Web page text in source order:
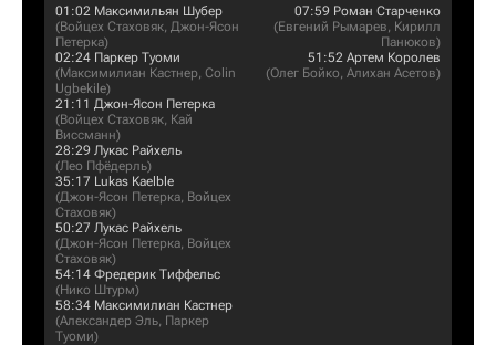
01:02 Максимильян Шубер
(Войцех Стаховяк, Джон-Ясон
Петерка)
02:24 Паркер Туоми
(Максимилиан Кастнер, Colin
Ugbekile)
21:11 Джон-Ясон Петерка
(Войцех Стаховяк, Кай
Виссманн)
28:29 Лукас Райхель
(Лео Пфёдерль)
35:17 Lukas Kaelble
(Джон-Ясон Петерка, Войцех
Стаховяк)
50:27 Лукас Райхель
(Джон-Ясон Петерка, Войцех
Стаховяк)
54:14 Фредерик Тиффельс
(Нико Штурм)
58:34 Максимилиан Кастнер
(Александер Эль, Паркер
Туоми)
07:59 Роман Старченко
(Евгений Рымарев, Кирилл
Панюков)
51:52 Артем Королев
(Олег Бойко, Алихан Асетов)